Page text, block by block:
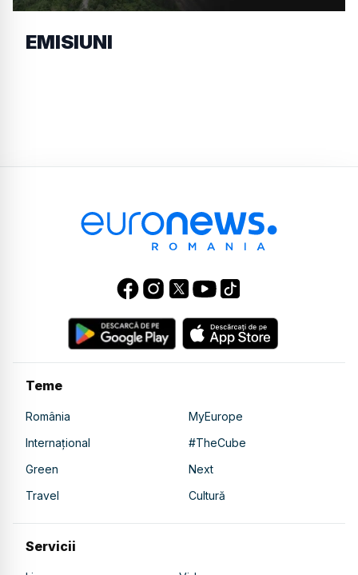
EMISIUNI
Teme
România
MyEurope
Internațional
#TheCube
Green
Next
Travel
Cultură
Servicii